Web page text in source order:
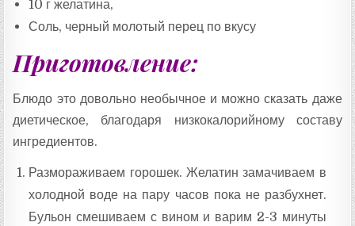
10 г желатина,
Соль, черный молотый перец по вкусу
Приготовление:
Блюдо это довольно необычное и можно сказать даже
диетическое, благодаря низкокалорийному составу
ингредиентов.
Размораживаем горошек. Желатин замачиваем в
холодной воде на пару часов пока не разбухнет.
Бульон смешиваем с вином и варим 2-3 минуты